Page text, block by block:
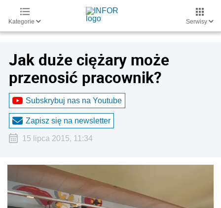
Kategorie Serwisy
Jak duże ciężary może
przenosić pracownik?
Subskrybuj nas na Youtube
Zapisz się na newsletter
15 lipca 2015, 11:34